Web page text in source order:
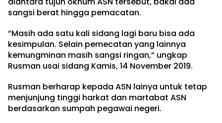
sangsi berat hingga pemacatan.
“Masih ada satu kali sidang lagi baru bisa ada
kesimpulan. Selain pemecatan yang lainnya
kemungminan masih sangsi ringan,” ungkap
Rusman usai sidang Kamis, 14 November 2019.
Rusman berharap kepada ASN lainya untuk tetap
menjunjung tinggi harkat dan martabat ASN
berdasarkan sumpah pegawai negeri.